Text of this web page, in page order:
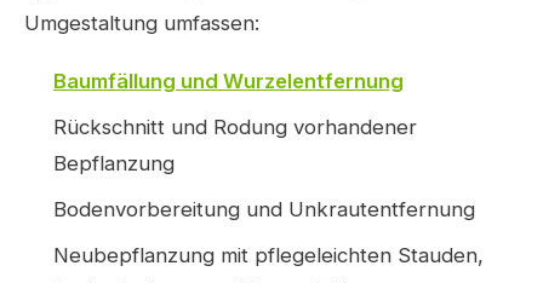
Umgestaltung umfassen:
Baumfällung und Wurzelentfernung
Rückschnitt und Rodung vorhandener
Bepflanzung
Bodenvorbereitung und Unkrautentfernung
Neubepflanzung mit pflegeleichten Stauden,